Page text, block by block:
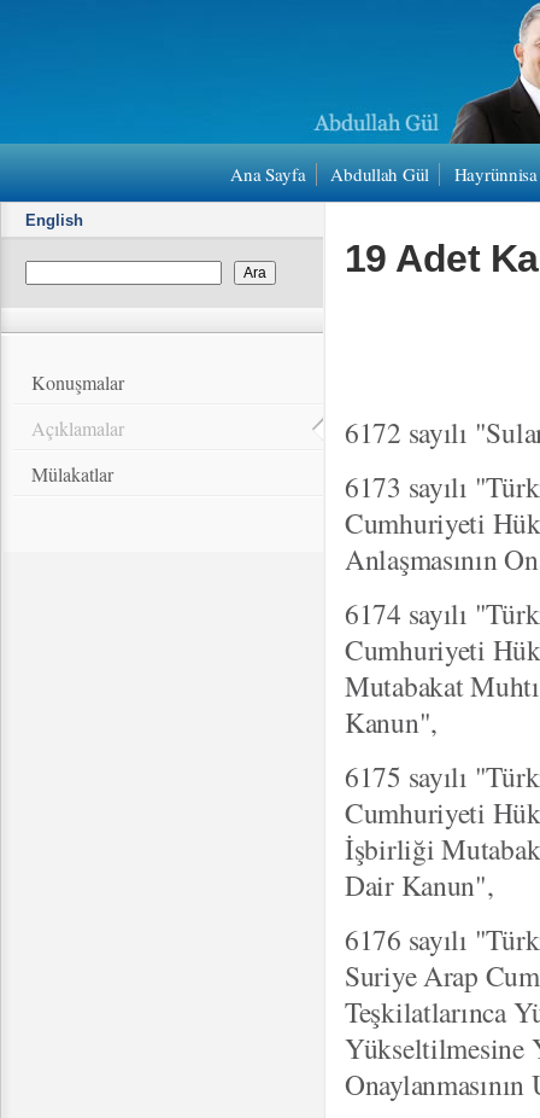
Ana Sayfa Abdullah Gül
English
Konuşmalar
Açıklamalar
Mülakatlar
19 Adet
6172 sayılı
6173 sayılı
Cumhuriyeti
Anlaşmasının
6174 sayılı
Cumhuriyeti
Mutabakat
Kanun",
6175 sayılı
Cumhuriyeti
İşbirliği
Dair Kanun",
6176 sayılı
Suriye Arap
Teşkilatlarınca
Yükseltilmesine